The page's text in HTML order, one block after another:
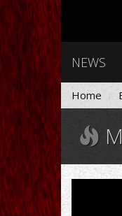
NEWS
Home
Monster
Magnet